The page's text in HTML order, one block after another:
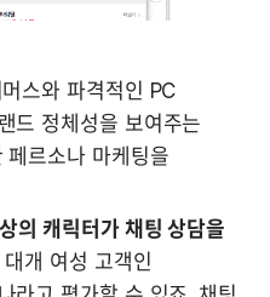
스와 파격적인 PC
페르소나 마케팅을
의 캐릭터가 채팅 상담을
대개 여성 고객인